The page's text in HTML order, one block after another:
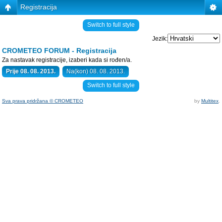
Registracija
Switch to full style
Jezik:
CROMETEO FORUM - Registracija
Za nastavak registracije, izaberi kada si rođen/a.
Prije 08. 08. 2013.
Na(kon) 08. 08. 2013.
Switch to full style
Sva prava pridržana © CROMETEO by Multitex